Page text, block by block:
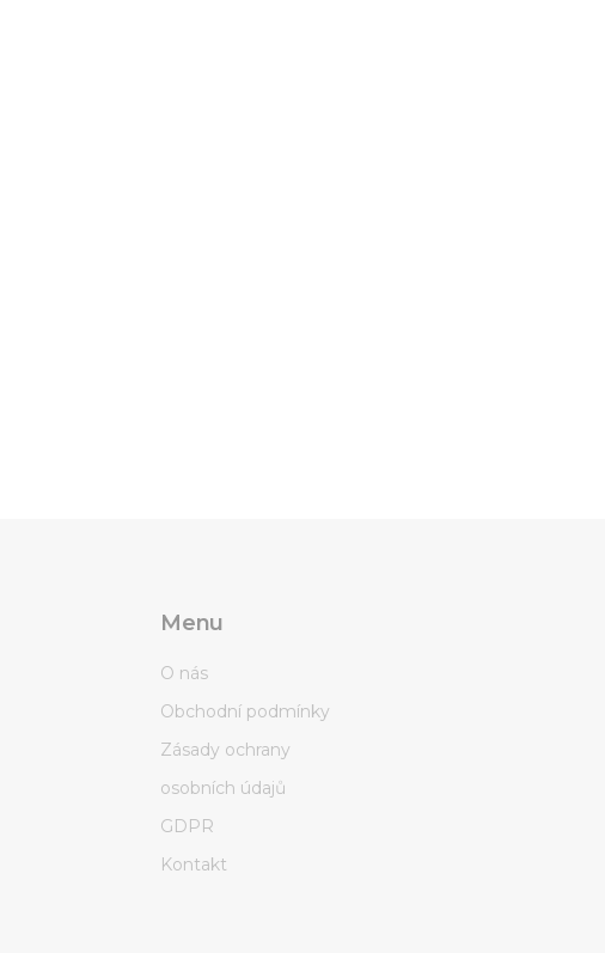
Menu
O nás
Obchodní podmínky
Zásady ochrany
osobních údajů
GDPR
Kontakt